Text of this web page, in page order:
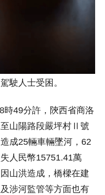
駛人士受困。
時49分許，陝西省商洛
山陽路段嚴坪村Ⅱ號
成25輛車輛墜河，62
人民幣15751.41萬
山洪造成，橋樑在建
涉河監管等方面也有